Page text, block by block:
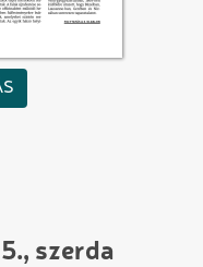
szerda